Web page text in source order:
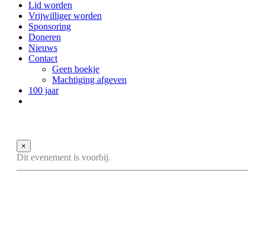
Lid worden
Vrijwilliger worden
Sponsoring
Doneren
Nieuws
Contact
Geen boekje
Machtiging afgeven
100 jaar
×
Dit evenement is voorbij.